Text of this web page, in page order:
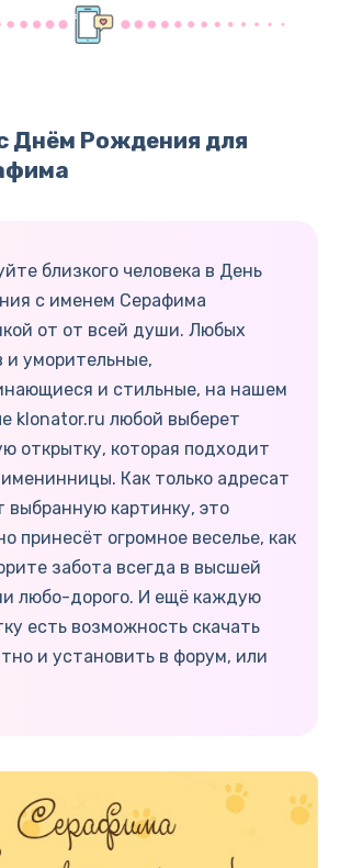
Днём Рождения для
близкого человека в День
с именем Серафима
от от всей души. Любых
и уморительные,
и стильные, на нашем
klonator.ru любой выберет
открытку, которая подходит
Как только адресат
выбранную картинку, это
принесёт огромное веселье, как
забота всегда в высшей
любо-дорого. И ещё каждую
есть возможность скачать
и установить в форум, или